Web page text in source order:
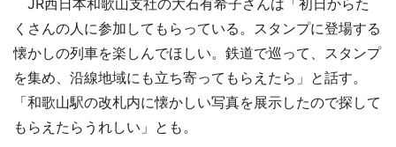
くさんの人に参加してもらっている。スタンプに登場する
懐かしの列車を楽しんでほしい。鉄道で巡って、スタンプ
を集め、沿線地域にも立ち寄ってもらえたら」と話す。
「和歌山駅の改札内に懐かしい写真を展示したので探して
もらえたらうれしい」とも。